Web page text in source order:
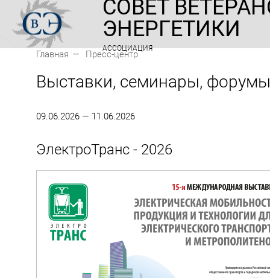
СОВЕТ
ЭНЕРГЕТИКИ
АССОЦИАЦИЯ
Главная Пресс-центр
Выставки, семинары, форумы
09.06.2026 — 11.06.2026
ЭлектроТранс - 2026